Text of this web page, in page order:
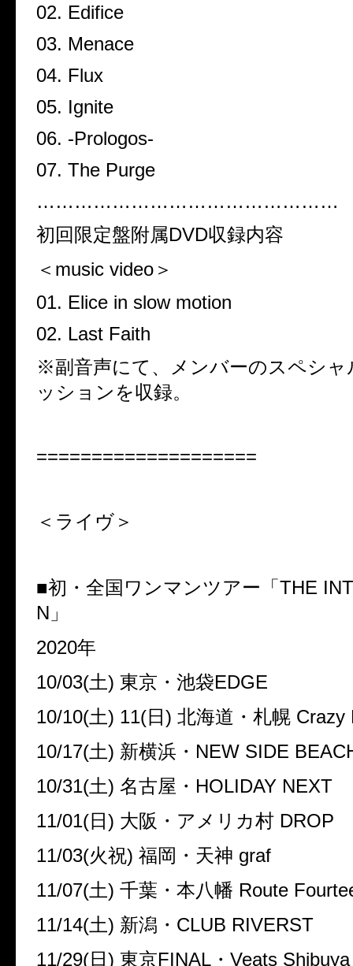
02. Edifice
03. Menace
04. Flux
05. Ignite
06. -Prologos-
07. The Purge
…………………………………………
初回限定盤附属DVD収録内容
＜music video＞
01. Elice in slow motion
02. Last Faith
※副音声にて、メンバーのスペシャ
ッションを収録。
====================
＜ライヴ＞
■初・全国ワンマンツアー「THE
N」
2020年
10/03(土) 東京・池袋EDGE
10/10(土) 11(日) 北海道・札幌 Crazy
10/17(土) 新横浜・NEW SIDE
10/31(土) 名古屋・HOLIDAY NEXT
11/01(日) 大阪・アメリカ村 DROP
11/03(火祝) 福岡・天神 graf
11/07(土) 千葉・本八幡 Route
11/14(土) 新潟・CLUB RIVERST
11/29(日) 東京FINAL・Veats Shibuya